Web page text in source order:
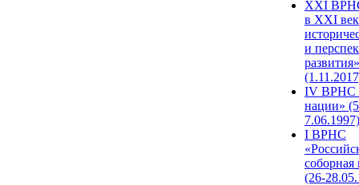
XХI
в XXI
и
развития»
IV ВРНС
нации»
7.06.1997)
I ВРНС
(26-